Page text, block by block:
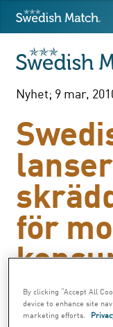
Sök
Fritext
Fritext
Swedish Match
Nyhet; 9 mar,
för
Norge
By clicking “Accept All
device to enhance site
marketing efforts.